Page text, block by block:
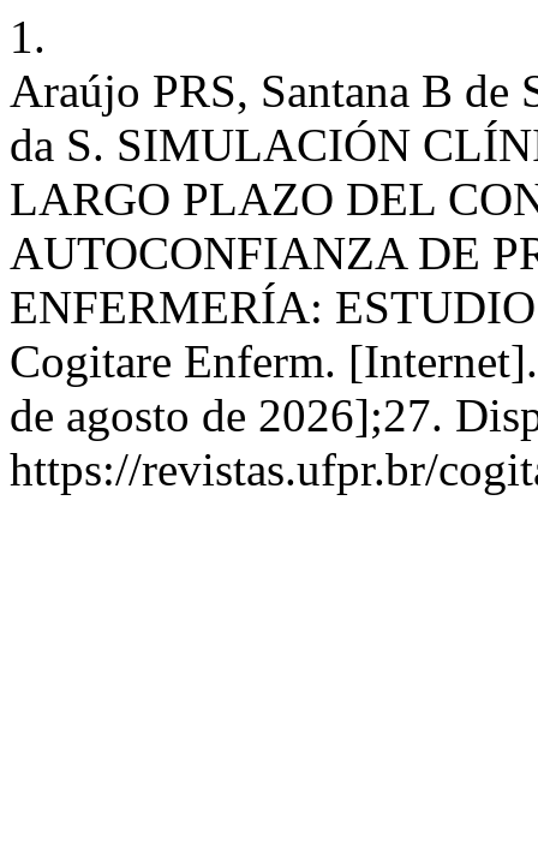
1.
Araújo PRS, Santana B
da S. SIMULACIÓN
LARGO PLAZO DEL
AUTOCONFIANZA DE
ENFERMERÍA:
Cogitare Enferm.
de agosto de 2026];27.
https://revistas.ufpr.br/